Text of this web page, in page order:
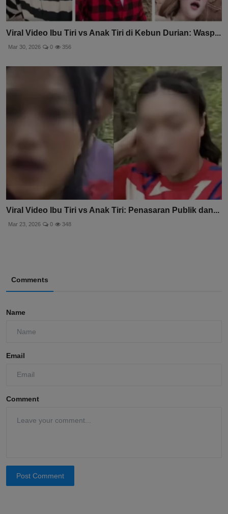
Viral Video Ibu Tiri vs Anak Tiri di Kebun Durian: Wasp...
Mar 30, 2026 0 356
Viral Video Ibu Tiri vs Anak Tiri: Penasaran Publik dan...
Mar 23, 2026 0 348
Comments
Name
Email
Comment
Post Comment